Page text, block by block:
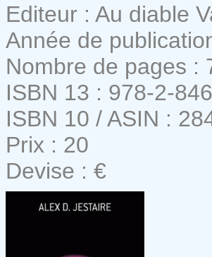
Editeur : Au diable
Année de
Nombre de pages :
ISBN 13 : 978-2-
ISBN 10 / ASIN :
Prix : 20
Devise : €